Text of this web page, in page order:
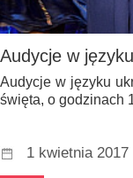
Audycje w
Audycje w języku
święta, o godzinach
1 kwietnia 2017